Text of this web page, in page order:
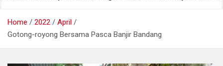
Home 2022
April
Gotong-royong Bersama Pasca Banjir Bandang